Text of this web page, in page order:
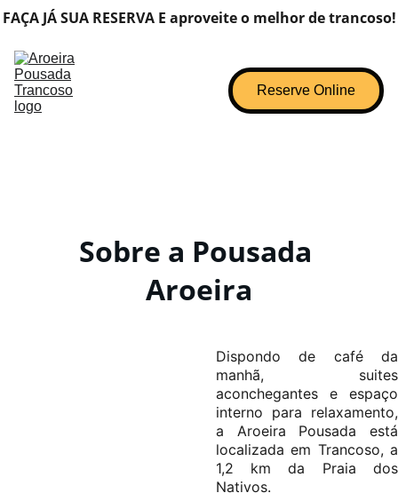
FAÇA JÁ SUA RESERVA E aproveite o melhor de trancoso!
Reserve Online
Sobre a Pousada
Aroeira
Dispondo de café da
manhã, suites
aconchegantes e espaço
interno para relaxamento,
a Aroeira Pousada está
localizada em Trancoso, a
1,2 km da Praia dos
Nativos.